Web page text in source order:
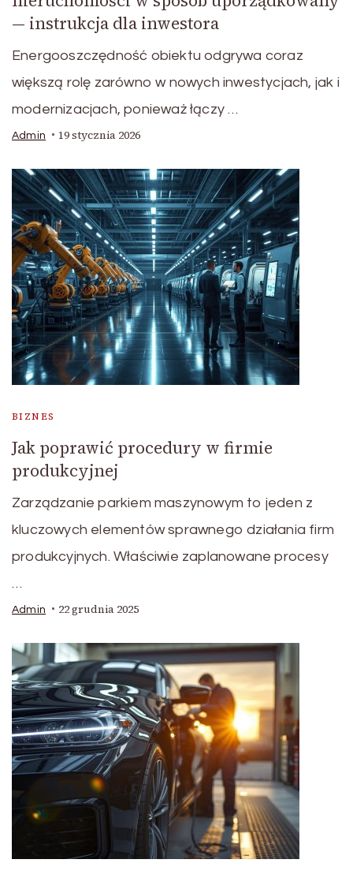
— instrukcja dla inwestora
Energooszczędność obiektu odgrywa coraz
większą rolę zarówno w nowych inwestycjach, jak i
modernizacjach, ponieważ łączy …
Admin 19 stycznia 2026
BIZNES
Jak poprawić procedury w firmie
produkcyjnej
Zarządzanie parkiem maszynowym to jeden z
kluczowych elementów sprawnego działania firm
produkcyjnych. Właściwie zaplanowane procesy
…
Admin 22 grudnia 2025